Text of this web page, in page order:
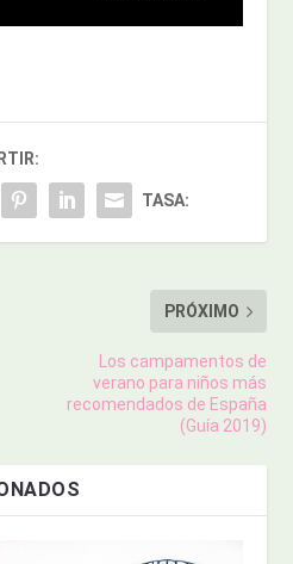
TASA:
PRÓXIMO
Los campamentos de
verano para niños más
recomendados de España
(Guía 2019)